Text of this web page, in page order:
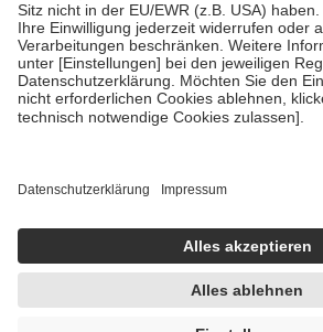
mit Ausnahme der Fahrkosten
• Untersuchungen zur Vorsorge und
GKV getragen werden
• empfohlenen Schutzimpfungen
• Harn- und Blutteststreifen
getroffen, um sicherzustellen, dass es sich
https://help.etrusted.com/hc/de/articles/
Einige Bilder und Inhalte wurden unter